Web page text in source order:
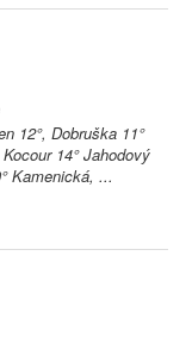
12°, Dobruška 11°
14° Jahodový
Kamenická, ...